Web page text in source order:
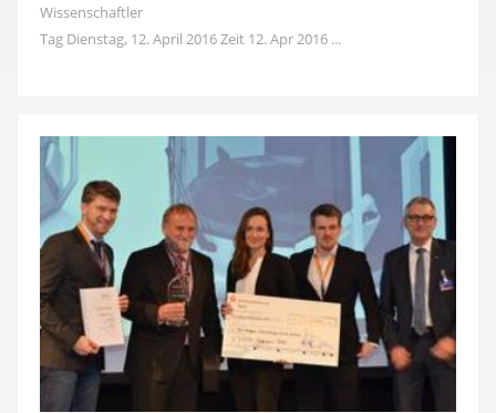
Wissenschaftler
Tag Dienstag, 12. April 2016 Zeit 12. Apr 2016 ...